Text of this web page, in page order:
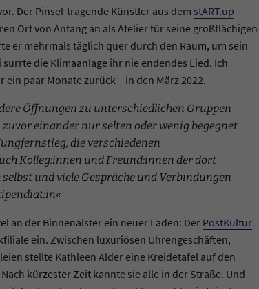
Der Pinsel-tragende Künstler aus dem stART.up-
Ort von Anfang an als Atelier für seine großflächigen
er mehrmals täglich quer durch den Raum, um sein
die Klimaanlage ihr nie endendes Lied. Ich
paar Monate zurück – in den März 2022.
Öffnungen zu unterschiedlichen Gruppen
einander nur selten oder wenig begegnet
die verschiedenen
Kolleg:innen und Freund:innen der dort
und viele Gespräche und Verbindungen
an der Binnenalster ein neuer Laden: Der PostKultur
ein. Zwischen luxuriösen Uhrengeschäften,
stellte Kathleen Alder eine Kreidetafel auf den
kürzester Zeit kannte sie alle in der Straße. Und